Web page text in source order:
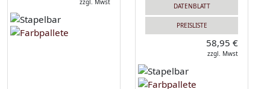
zzgl. Mwst DATENBLATT
PREISLISTE
58,95 €
zzgl. Mwst